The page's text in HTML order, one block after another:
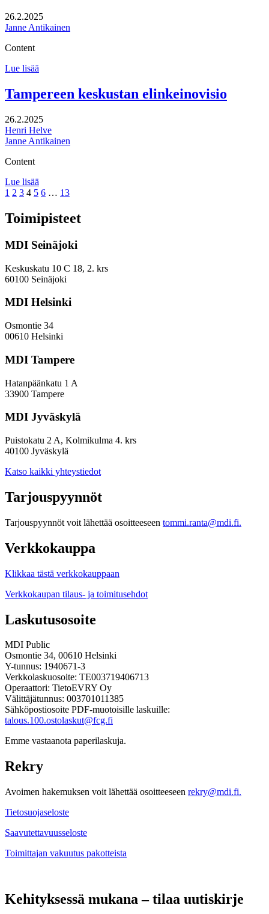
26.2.2025
Janne Antikainen
Content
Lue lisää
työpajojen
Tampereen keskustan elinkeinovisio
26.2.2025
Henri Helve
Janne Antikainen
Content
Lue lisää
keskustan
Page
1 Page
2 Page
3 Page
4 Page
5 Page
6 … Page
13
Toimipisteet
MDI Seinäjoki
Keskuskatu 10 C 18, 2. krs
60100 Seinäjoki
MDI Helsinki
Osmontie 34
00610 Helsinki
MDI Tampere
Hatanpäänkatu 1 A
33900 Tampere
MDI Jyväskylä
Puistokatu 2 A, Kolmikulma 4. krs
40100 Jyväskylä
Katso kaikki yhteystiedot
Tarjouspyynnöt
Tarjouspyynnöt voit lähettää osoitteeseen tommi.ranta@mdi.fi.
Verkkokauppa
Klikkaa tästä verkkokauppaan
Verkkokaupan tilaus- ja toimitusehdot
Laskutusosoite
MDI Public
Osmontie 34, 00610 Helsinki
Y-tunnus: 1940671-3
Verkkolaskuosoite: TE003719406713
Operaattori: TietoEVRY Oy
Välittäjätunnus: 003701011385
Sähköpostiosoite PDF-muotoisille laskuille:
talous.100.ostolaskut@fcg.fi
Emme vastaanota paperilaskuja.
Rekry
Avoimen hakemuksen voit lähettää osoitteeseen rekry@mdi.fi.
Tietosuojaseloste
Saavutettavuusseloste
Toimittajan vakuutus pakotteista
Kehityksessä mukana – tilaa uutiskirje